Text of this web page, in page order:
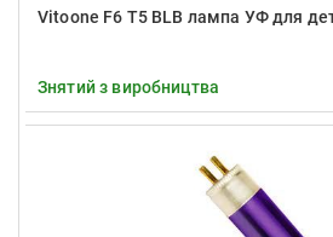
Vitoone F6 T5 BLB лампа УФ для
Знятий з виробництва